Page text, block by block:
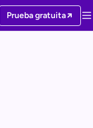
Prueba gratuita